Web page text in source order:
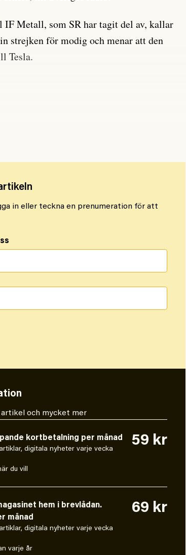
Metall, som SR har tagit del av, kallar
strejken för modig och menar att den
Tesla.
in eller teckna en prenumeration för att
och mycket mer
kortbetalning per månad
digitala nyheter varje vecka
du vill
59 kr
hem i brevlådan.
månad
digitala nyheter varje vecka
varje år
69 kr